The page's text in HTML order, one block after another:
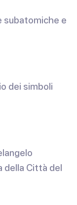
subatomiche e
dei simboli
della Città del